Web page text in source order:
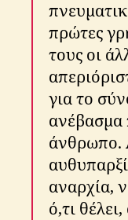
πρώτες
τους οι
για το
ανέβασμα
άνθρωπο.
αναρχία,
ό,τι